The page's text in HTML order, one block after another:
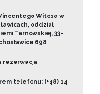
Witosa w
oddział
Tarnowskiej, 33-
698
rezerwacja
telefonu: (+48) 14